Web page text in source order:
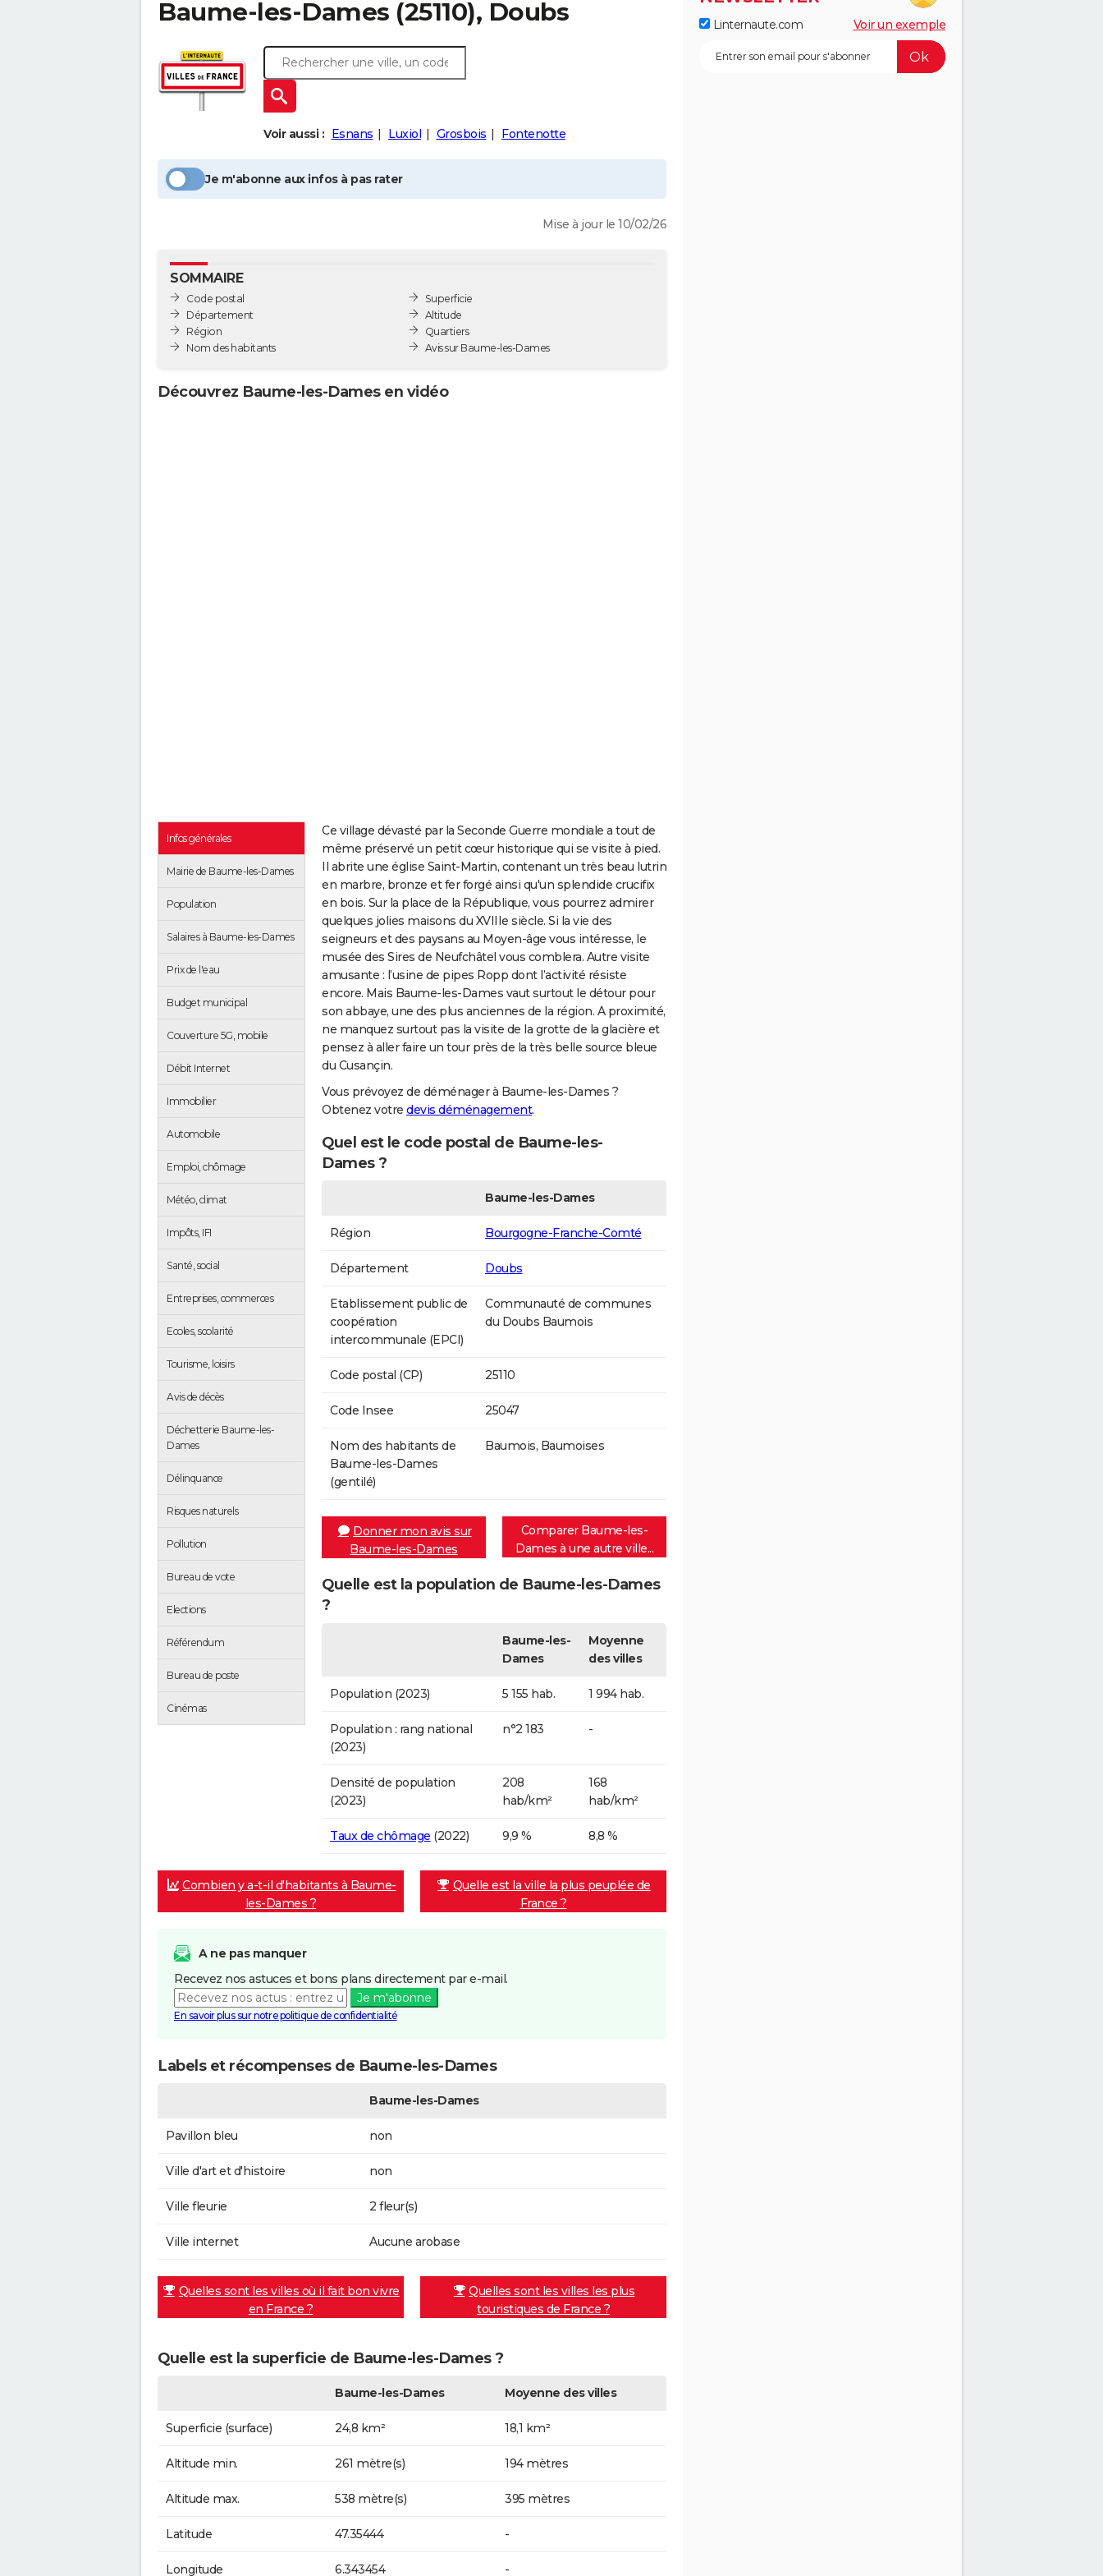
Baume-les-Dames (25110), Doubs
Voir aussi : Esnans Luxiol Grosbois Fontenotte
Je m'abonne aux infos à pas rater
Mise à jour le 10/02/26
SOMMAIRE
Code postal
Département
Région
Nom des habitants
Superficie
Altitude
Quartiers
Avis sur Baume-les-Dames
Découvrez Baume-les-Dames en vidéo
Infos générales
Mairie de Baume-les-Dames
Population
Salaires à Baume-les-Dames
Prix de l'eau
Budget municipal
Couverture 5G, mobile
Débit Internet
Immobilier
Automobile
Emploi, chômage
Météo, climat
Impôts, IFI
Santé, social
Entreprises, commerces
Ecoles, scolarité
Tourisme, loisirs
Avis de décès
Déchetterie Baume-les-
Dames
Délinquance
Risques naturels
Pollution
Bureau de vote
Elections
Référendum
Bureau de poste
Cinémas
Ce village dévasté par la Seconde Guerre mondiale a tout de
même préservé un petit cœur historique qui se visite à pied.
Il abrite une église Saint-Martin, contenant un très beau lutrin
en marbre, bronze et fer forgé ainsi qu'un splendide crucifix
en bois. Sur la place de la République, vous pourrez admirer
quelques jolies maisons du XVIIIe siècle. Si la vie des
seigneurs et des paysans au Moyen-âge vous intéresse, le
musée des Sires de Neufchâtel vous comblera. Autre visite
amusante : l’usine de pipes Ropp dont l’activité résiste
encore. Mais Baume-les-Dames vaut surtout le détour pour
son abbaye, une des plus anciennes de la région. A proximité,
ne manquez surtout pas la visite de la grotte de la glacière et
pensez à aller faire un tour près de la très belle source bleue
du Cusançin.
Vous prévoyez de déménager à Baume-les-Dames ?
Obtenez votre devis déménagement.
Quel est le code postal de Baume-les-
Dames ?
Baume-les-Dames
Région Bourgogne-Franche-Comté
Département Doubs
Etablissement public de
coopération
intercommunale (EPCI)
Communauté de communes
du Doubs Baumois
Code postal (CP) 25110
Code Insee 25047
Nom des habitants de
Baume-les-Dames
(gentilé)
Baumois, Baumoises
Donner mon avis sur
Baume-les-Dames
Comparer Baume-les-
Dames à une autre ville...
Quelle est la population de Baume-les-Dames
?
Baume-les-
Dames
Moyenne
des villes
Population (2023) 5 155 hab. 1 994 hab.
Population : rang national
(2023)
n°2 183 -
Densité de population
(2023)
208
hab/km²
168
hab/km²
Taux de chômage (2022) 9,9 % 8,8 %
Combien y a-t-il d'habitants à Baume-
les-Dames ?
Quelle est la ville la plus peuplée de
France ?
A ne pas manquer
Recevez nos astuces et bons plans directement par e-mail.
Je m'abonne
En savoir plus sur notre politique de confidentialité
Labels et récompenses de Baume-les-Dames
Baume-les-Dames
Pavillon bleu non
Ville d'art et d'histoire non
Ville fleurie 2 fleur(s)
Ville internet Aucune arobase
Quelles sont les villes où il fait bon vivre
en France ?
Quelles sont les villes les plus
touristiques de France ?
Quelle est la superficie de Baume-les-Dames ?
Baume-les-Dames Moyenne des villes
Superficie (surface) 24,8 km² 18,1 km²
Altitude min. 261 mètre(s) 194 mètres
Altitude max. 538 mètre(s) 395 mètres
Latitude 47.35444 -
Longitude 6.343454 -
Linternaute.com Voir un exemple